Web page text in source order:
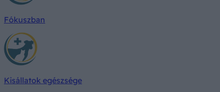
Fókuszban
Kisállatok egészsége